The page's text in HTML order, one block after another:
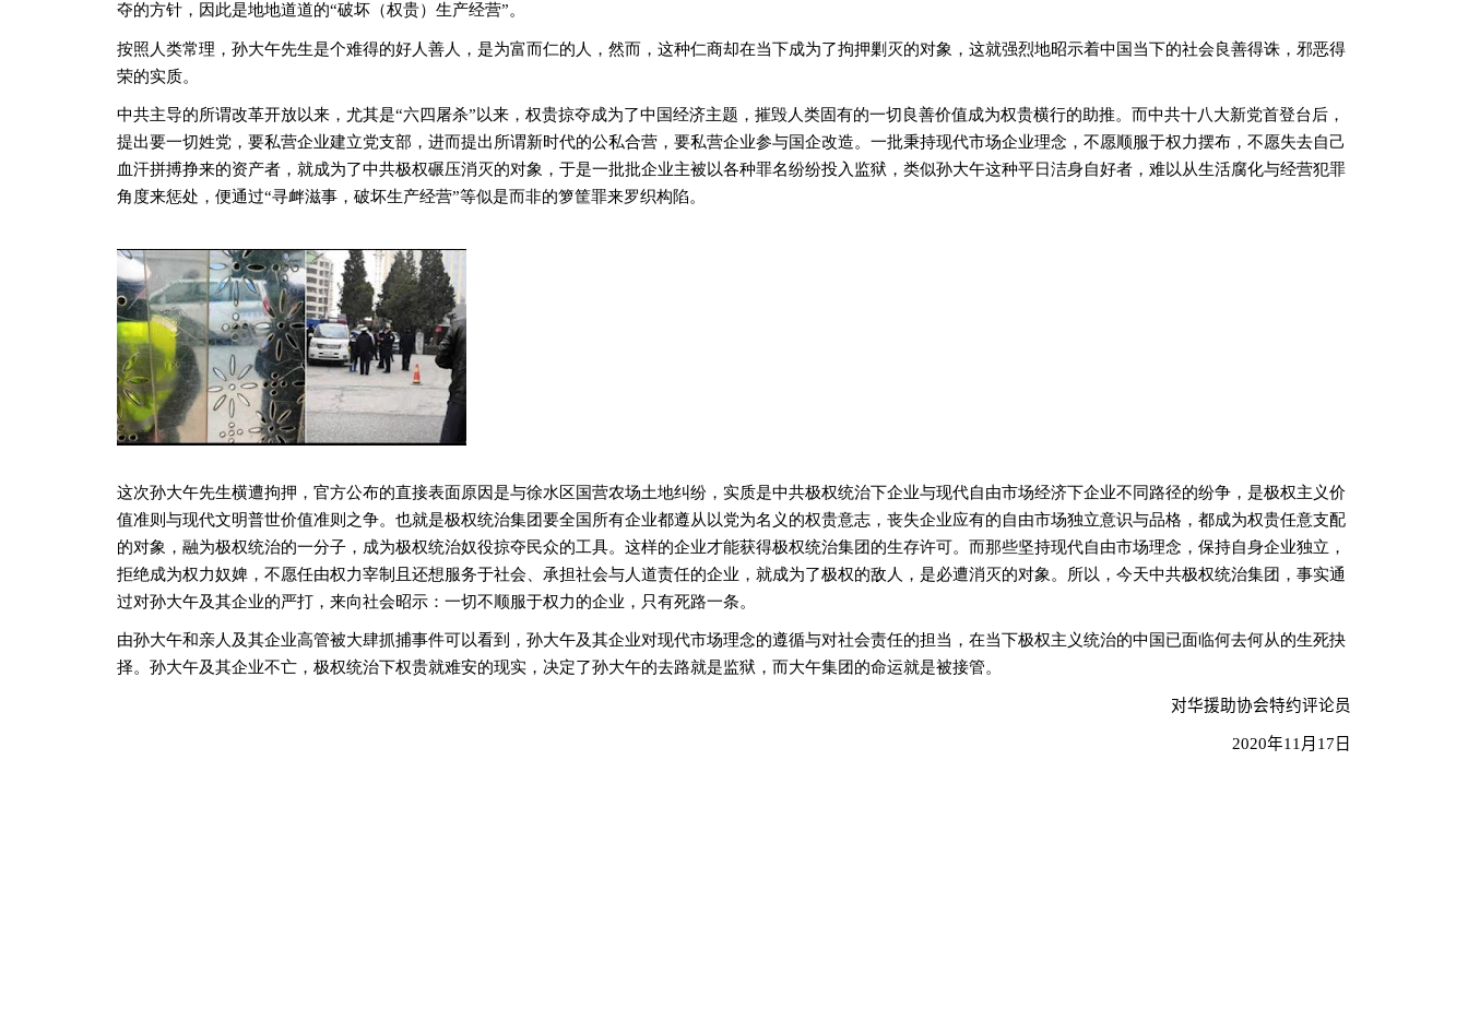
夺的方针，因此是地地道道的“破坏（权贵）生产经营”。
按照人类常理，孙大午先生是个难得的好人善人，是为富而仁的人，然而，这种仁商却在当下成为了拘押剿灭的对象，这就强烈地昭示着中国当下的社会良善得诛，邪恶得
荣的实质。
中共主导的所谓改革开放以来，尤其是“六四屠杀”以来，权贵掠夺成为了中国经济主题，摧毁人类固有的一切良善价值成为权贵横行的助推。而中共十八大新党首登台后，
提出要一切姓党，要私营企业建立党支部，进而提出所谓新时代的公私合营，要私营企业参与国企改造。一批秉持现代市场企业理念，不愿顺服于权力摆布，不愿失去自己
血汗拼搏挣来的资产者，就成为了中共极权碾压消灭的对象，于是一批批企业主被以各种罪名纷纷投入监狱，类似孙大午这种平日洁身自好者，难以从生活腐化与经营犯罪
角度来惩处，便通过“寻衅滋事，破坏生产经营”等似是而非的箩筐罪来罗织构陷。
这次孙大午先生横遭拘押，官方公布的直接表面原因是与徐水区国营农场土地纠纷，实质是中共极权统治下企业与现代自由市场经济下企业不同路径的纷争，是极权主义价
值准则与现代文明普世价值准则之争。也就是极权统治集团要全国所有企业都遵从以党为名义的权贵意志，丧失企业应有的自由市场独立意识与品格，都成为权贵任意支配
的对象，融为极权统治的一分子，成为极权统治奴役掠夺民众的工具。这样的企业才能获得极权统治集团的生存许可。而那些坚持现代自由市场理念，保持自身企业独立，
拒绝成为权力奴婢，不愿任由权力宰制且还想服务于社会、承担社会与人道责任的企业，就成为了极权的敌人，是必遭消灭的对象。所以，今天中共极权统治集团，事实通
过对孙大午及其企业的严打，来向社会昭示：一切不顺服于权力的企业，只有死路一条。
由孙大午和亲人及其企业高管被大肆抓捕事件可以看到，孙大午及其企业对现代市场理念的遵循与对社会责任的担当，在当下极权主义统治的中国已面临何去何从的生死抉
择。孙大午及其企业不亡，极权统治下权贵就难安的现实，决定了孙大午的去路就是监狱，而大午集团的命运就是被接管。
对华援助协会特约评论员
2020年11 月 17 日